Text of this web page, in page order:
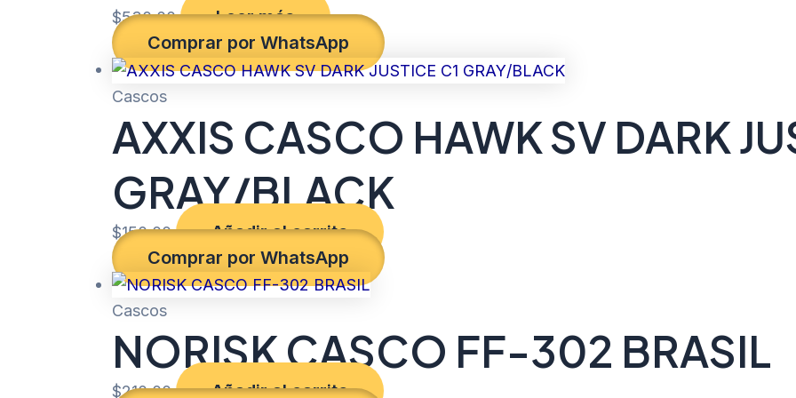
$530.00
Leer más
Comprar por WhatsApp
Cascos
AXXIS CASCO HAWK SV DARK
GRAY/BLACK
$150.00
Añadir al carrito
Comprar por WhatsApp
Cascos
NORISK CASCO FF-302 BRASIL
$210.00 Añadir al carrito